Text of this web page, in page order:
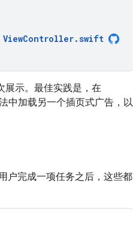
ViewController.swift
展示。最佳实践是，在
中加载另一个插页式广告，以
户完成一项任务之后，这些都